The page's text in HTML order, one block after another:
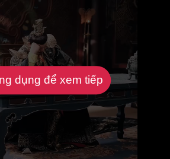
dụng để xem tiếp